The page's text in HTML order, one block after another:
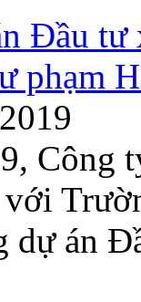
Đầu tư
phạm
Công
dự án